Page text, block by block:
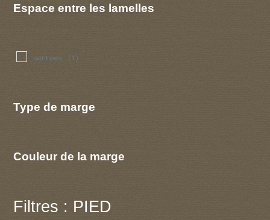
Espace entre les lamelles
serrees (1)
Type de marge
Couleur de la marge
Filtres : PIED